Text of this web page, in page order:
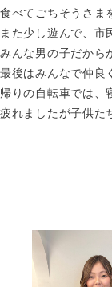
食べてごちそうさま
また少し遊んで、市
みんな男の子だから
最後はみんなで仲良
帰りの自転車では、
疲れましたが子供た